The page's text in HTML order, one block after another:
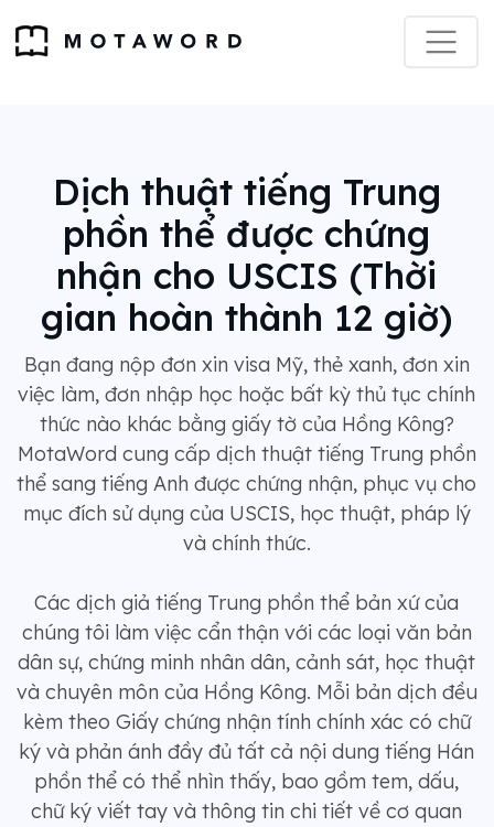
Dịch thuật tiếng Trung
phồn thể được chứng
nhận cho USCIS (Thời
gian hoàn thành 12 giờ)
Bạn đang nộp đơn xin visa Mỹ, thẻ xanh, đơn xin
việc làm, đơn nhập học hoặc bất kỳ thủ tục chính
thức nào khác bằng giấy tờ của Hồng Kông?
MotaWord cung cấp dịch thuật tiếng Trung phồn
thể sang tiếng Anh được chứng nhận, phục vụ cho
mục đích sử dụng của USCIS, học thuật, pháp lý
và chính thức.
Các dịch giả tiếng Trung phồn thể bản xứ của
chúng tôi làm việc cẩn thận với các loại văn bản
dân sự, chứng minh nhân dân, cảnh sát, học thuật
và chuyên môn của Hồng Kông. Mỗi bản dịch đều
kèm theo Giấy chứng nhận tính chính xác có chữ
ký và phản ánh đầy đủ tất cả nội dung tiếng Hán
phồn thể có thể nhìn thấy, bao gồm tem, dấu,
chữ ký viết tay và thông tin chi tiết về cơ quan